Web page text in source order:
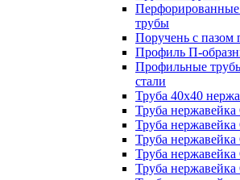
Перфорированные
трубы
Поручень с пазом
Профиль П-
Профильные
стали
Труба 40х40
Труба
Труба
Труба
Труба
Труба